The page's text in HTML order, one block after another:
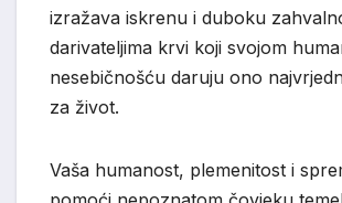
izražava iskrenu i duboku
darivateljima krvi koji svojom
nesebičnošću daruju ono
za život.
Vaša humanost, plemenitost i